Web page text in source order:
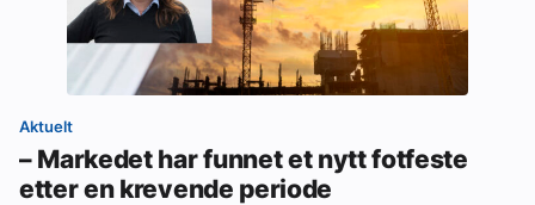
Aktuelt
– Markedet har funnet et nytt fotfeste
etter en krevende periode